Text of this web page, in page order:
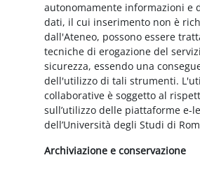
autonomamente informazioni e
dati, il cui inserimento non è
dall'Ateneo, possono essere
tecniche di erogazione del
sicurezza, essendo una
dell'utilizzo di tali strumenti.
collaborative è soggetto al
sull’utilizzo delle piattaforme e-
dell’Università degli Studi di
Archiviazione e conservazione